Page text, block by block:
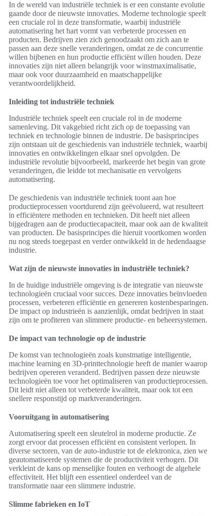
In de wereld van industriële techniek is er een constante evolutie
gaande door de nieuwste innovaties. Moderne technologie speelt
een cruciale rol in deze transformatie, waarbij industriële
automatisering het hart vormt van verbeterde processen en
producten. Bedrijven zien zich genoodzaakt om zich aan te
passen aan deze snelle veranderingen, omdat ze de concurrentie
willen bijbenen en hun productie efficiënt willen houden. Deze
innovaties zijn niet alleen belangrijk voor winstmaximalisatie,
maar ook voor duurzaamheid en maatschappelijke
verantwoordelijkheid.
Inleiding tot industriële techniek
Industriële techniek speelt een cruciale rol in de moderne
samenleving. Dit vakgebied richt zich op de toepassing van
techniek en technologie binnen de industrie. De basisprincipes
zijn ontstaan uit de geschiedenis van industriële techniek, waarbij
innovaties en ontwikkelingen elkaar snel opvolgden. De
industriële revolutie bijvoorbeeld, markeerde het begin van grote
veranderingen, die leidde tot mechanisatie en vervolgens
automatisering.
De geschiedenis van industriële techniek toont aan hoe
productieprocessen voortdurend zijn geëvolueerd, wat resulteert
in efficiëntere methoden en technieken. Dit heeft niet alleen
bijgedragen aan de productiecapaciteit, maar ook aan de kwaliteit
van producten. De basisprincipes die hieruit voortkomen worden
nu nog steeds toegepast en verder ontwikkeld in de hedendaagse
industrie.
Wat zijn de nieuwste innovaties in industriële techniek?
In de huidige industriële omgeving is de integratie van nieuwste
technologieën cruciaal voor succes. Deze innovaties beïnvloeden
processen, verbeteren efficiëntie en genereren kostenbesparingen.
De impact op industrieën is aanzienlijk, omdat bedrijven in staat
zijn om te profiteren van slimmere productie- en beheersystemen.
De impact van technologie op de industrie
De komst van technologieën zoals kunstmatige intelligentie,
machine learning en 3D-printtechnologie heeft de manier waarop
bedrijven opereren veranderd. Bedrijven passen deze nieuwste
technologieën toe voor het optimaliseren van productieprocessen.
Dit leidt niet alleen tot verbeterde kwaliteit, maar ook tot een
snellere responstijd op marktveranderingen.
Vooruitgang in automatisering
Automatisering speelt een sleutelrol in moderne productie. Ze
zorgt ervoor dat processen efficiënt en consistent verlopen. In
diverse sectoren, van de auto-industrie tot de elektronica, zien we
geautomatiseerde systemen die de productiviteit verhogen. Dit
verkleint de kans op menselijke fouten en verhoogt de algehele
effectiviteit. Het blijft een essentieel onderdeel van de
transformatie naar een slimmere industrie.
Slimme fabrieken en IoT